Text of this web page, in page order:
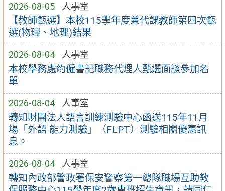
2026-08-05 人事室
【教師甄選】本校115學年度兼代課教師第四次甄
選(物理、地理)結果
2026-08-04 人事室
本校學務處約僱書記職務代理人甄選面談參加名
單
2026-08-04 人事室
轉知財團法人語言訓練測驗中心函送115年11月
場「外語 能力測驗」（FLPT）測驗相關優惠訊
息。
2026-08-04 人事室
轉知內政部警政署保安警察第一總隊職場互助教